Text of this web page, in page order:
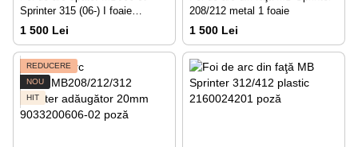
Sprinter 315 (06-) I foaie
(20mm)
1 500 Lei
208/212 metal 1 foaie
1 500 Lei
REDUCERE
NOU
HIT